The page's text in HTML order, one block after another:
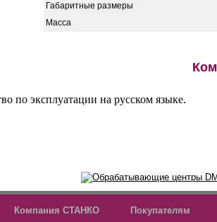
Габаритные размеры
Масса
по эксплуатации на русском языке.
Компания СТАНКО
Покупателям